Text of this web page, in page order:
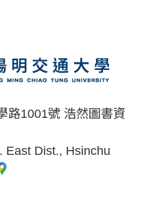
路1001號 浩然圖書資
East Dist., Hsinchu